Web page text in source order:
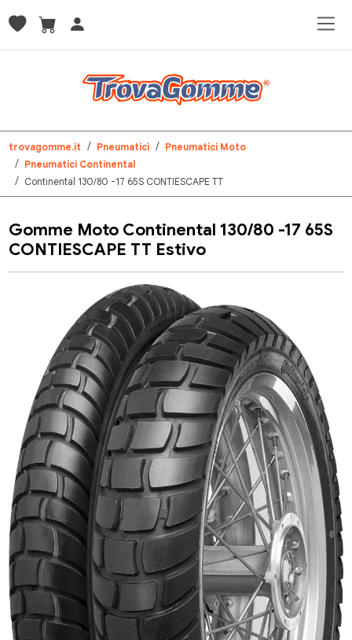
trovagomme.it Pneumatici
Pneumatici Moto
Pneumatici Continental
Continental 130/80 -17 65S CONTIESCAPE TT
Gomme Moto Continental 130/80 -17 65S
CONTIESCAPE TT Estivo